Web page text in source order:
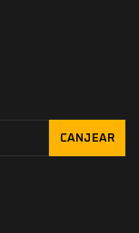
CANJEAR